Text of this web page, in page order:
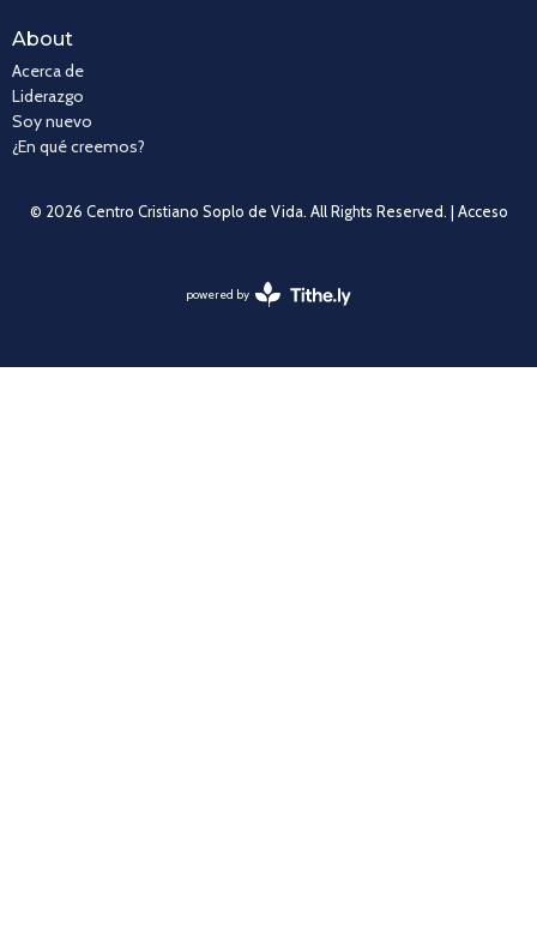
About
Acerca de
Liderazgo
Soy nuevo
¿En qué creemos?
© 2026 Centro Cristiano Soplo de Vida. All Rights Reserved. | Acceso
powered by
Website